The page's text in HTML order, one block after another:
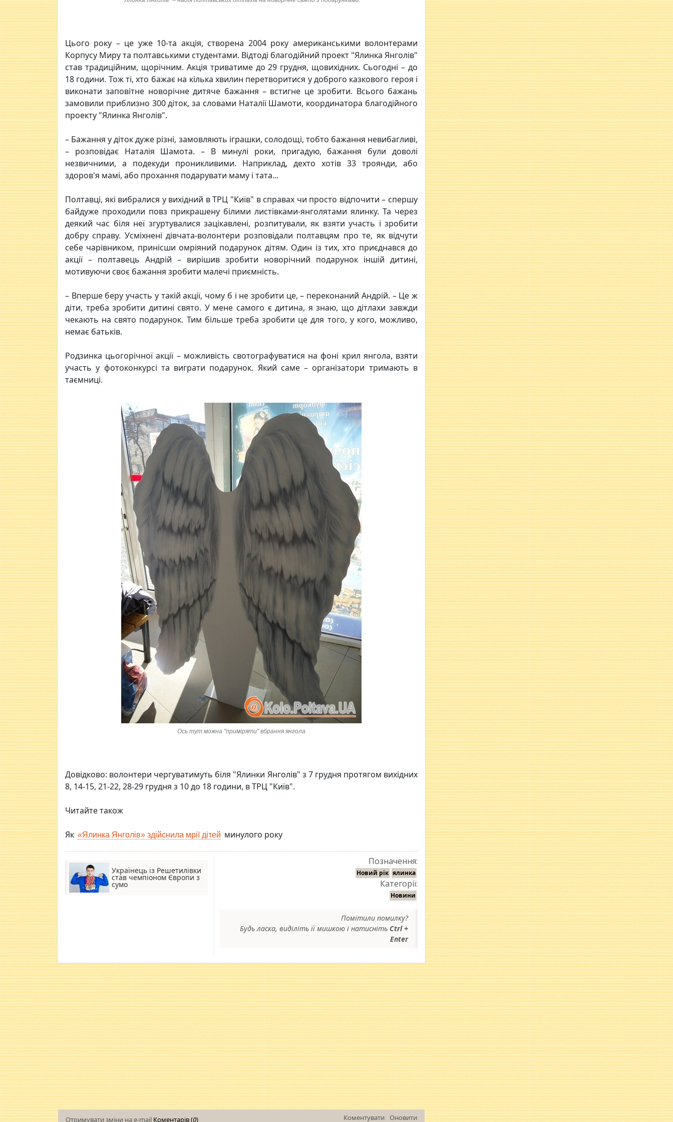
Цього року – це уже 10-та акція, створена 2004 року американськими волонтерами
Корпусу Миру та полтавськими студентами. Відтоді благодійний проект "Ялинка Янголів"
став традиційним, щорічним. Акція триватиме до 29 грудня, щовихідних. Сьогодні – до
18 години. Тож ті, хто бажає на кілька хвилин перетворитися у доброго казкового героя і
виконати заповітне новорічне дитяче бажання – встигне це зробити. Всього бажань
замовили приблизно 300 діток, за словами Наталії Шамоти, координатора благодійного
проекту "Ялинка Янголів".
– Бажання у діток дуже різні, замовляють іграшки, солодощі, тобто бажання невибагливі,
– розповідає Наталія Шамота. – В минулі роки, пригадую, бажання були доволі
незвичними, а подекуди проникливими. Наприклад, дехто хотів 33 троянди, або
здоров'я мамі, або прохання подарувати маму і тата...
Полтавці, які вибралися у вихідний в ТРЦ "Київ" в справах чи просто відпочити – спершу
байдуже проходили повз прикрашену білими листівками-янголятами ялинку. Та через
деякий час біля неї згуртувалися зацікавлені, розпитували, як взяти участь і зробити
добру справу. Усміхнені дівчата-волонтери розповідали полтавцям про те, як відчути
себе чарівником, принісши омріяний подарунок дітям. Один із тих, хто приєднався до
акції – полтавець Андрій – вирішив зробити новорічний подарунок іншій дитині,
мотивуючи своє бажання зробити малечі приємність.
– Вперше беру участь у такій акції, чому б і не зробити це, – переконаний Андрій. – Це ж
діти, треба зробити дитині свято. У мене самого є дитина, я знаю, що дітлахи завжди
чекають на свято подарунок. Тим більше треба зробити це для того, у кого, можливо,
немає батьків.
Родзинка цьогорічної акції – можливість свотографуватися на фоні крил янгола, взяти
участь у фотоконкурсі та виграти подарунок. Який саме – організатори тримають в
таємниці.
Ось тут можна "приміряти" вбрання янгола
Довідково: волонтери чергуватимуть біля "Ялинки Янголів" з 7 грудня протягом вихідних
8, 14-15, 21-22, 28-29 грудня з 10 до 18 години, в ТРЦ "Київ".
Читайте також
Як «Ялинка Янголів» здійснила мрії дітей минулого року
Українець із Решетилівки
став чемпіоном Європи з
сумо
Позначення:
Новий рік ялинка
Категорії:
Новини
Помітили помилку?
Будь ласка, виділіть її мишкою і натисніть Ctrl +
Enter
Отримувати зміни на e-mail Коментарів (0) Оновити
Коментувати